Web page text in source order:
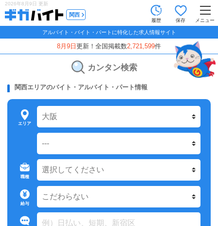
2026年8月9日 更新
関西
履歴 保存 メニュー
アルバイト・バイト・パートに特化した求人情報サイト
8月9日 更新！全国掲載数2,721,599件
カンタン検索
関西エリアのバイト・アルバイト・パート情報
エリア
職種
給与